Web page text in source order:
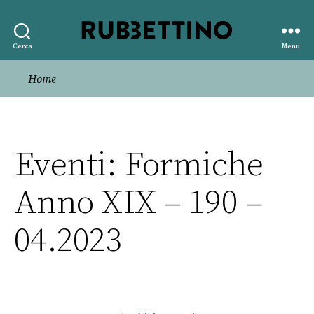
Cerca
editore
Menu
Home
Eventi: Formiche
Anno XIX – 190 –
04.2023